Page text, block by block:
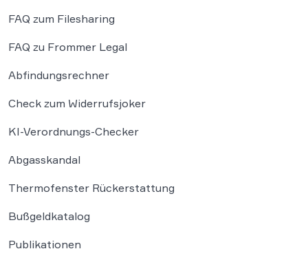
FAQ zum Filesharing
FAQ zu Frommer Legal
Abfindungsrechner
Check zum Widerrufsjoker
KI-Verordnungs-Checker
Abgasskandal
Thermofenster Rückerstattung
Bußgeldkatalog
Publikationen